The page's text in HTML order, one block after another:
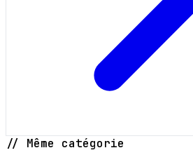
// Même catégorie